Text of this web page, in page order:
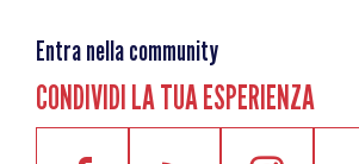
Entra nella community
CONDIVIDI LA TUA ESPERIENZA